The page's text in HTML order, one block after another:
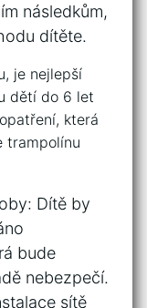
následkům,
dítěte.
je nejlepší
dětí do 6‍ let
která⁣
trampolínu
Dítě by
bude⁤
⁢nebezpečí.
sítě